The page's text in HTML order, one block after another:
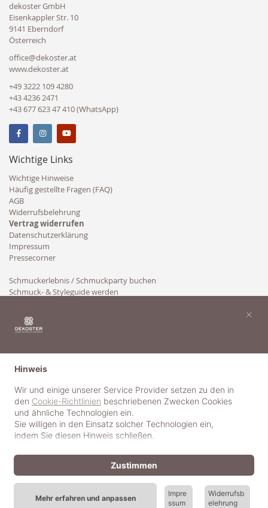
dekoster GmbH
Eisenkappler Str. 10
9141 Eberndorf
Österreich
office@dekoster.at
www.dekoster.at
+49 3222 109 4280
+43 4236 2471
+43 677 623 47 410 (WhatsApp)
Wichtige Links
Wichtige Hinweise
Häufig gestellte Fragen (FAQ)
AGB
Widerrufsbelehrung
Vertrag widerrufen
Datenschutzerklärung
Impressum
Pressecorner
Schmuckerlebnis / Schmuckparty buchen
Schmuck- & Styleguide werden
© 2018-2025 dekoster GmbH
Hinweis
Wir und einige unserer Service Provider setzen zu den in
den Cookie-Richtlinien beschriebenen Zwecken Cookies
und ähnliche Technologien ein.
Sie willigen in den Einsatz solcher Technologien ein,
indem Sie diesen Hinweis schließen.
Mehr erfahren und anpassen
Impre
ssum
Widerrufsb
elehrung
Zustimmen
×